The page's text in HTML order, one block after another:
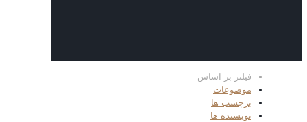
فیلتر بر اساس
موضوعات
برچسب ها
نویسنده ها